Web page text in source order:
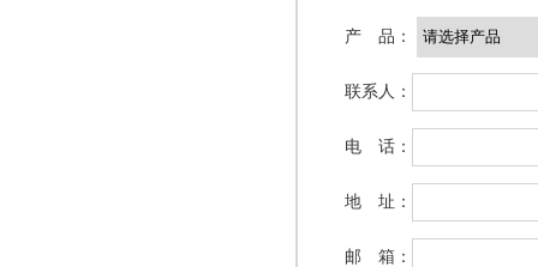
保温复合一体板
产 品：
联系人：
电 话：
地 址：
邮 箱：